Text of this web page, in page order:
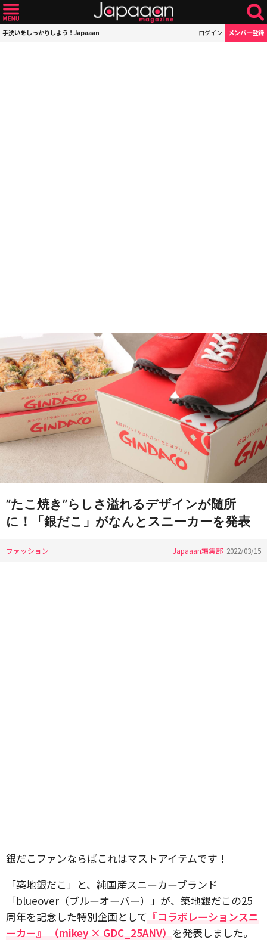
手洗いをしっかりしよう！Japaaan ログイン メンバー登録
”たこ焼き”らしさ溢れるデザインが随所
に！「銀だこ」がなんとスニーカーを発表
ファッション Japaaan編集部 2022/03/15
銀だこファンならばこれはマストアイテムです！
「築地銀だこ」と、純国産スニーカーブランド
「blueover（ブルーオーバー）」が、築地銀だこの25
周年を記念した特別企画として 『コラボレーションスニ
ーカー』 （mikey × GDC_25ANV） を発表しました。